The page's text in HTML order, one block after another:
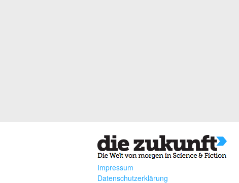
Impressum
Datenschutzerklärung